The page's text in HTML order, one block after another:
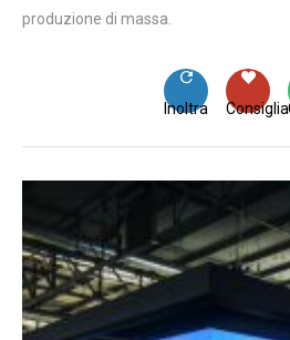
produzione di massa.
Consiglia
Inoltra